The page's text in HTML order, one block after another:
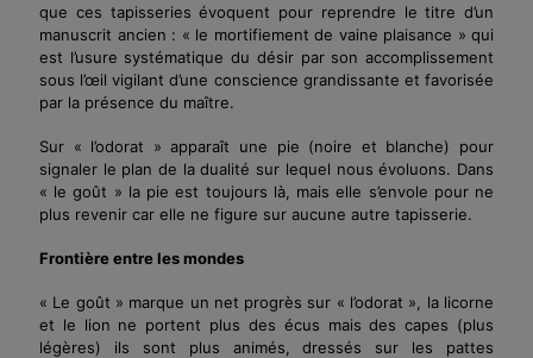
que ces tapisseries évoquent pour reprendre le titre d’un
manuscrit ancien : « le mortifiement de vaine plaisance » qui
est l’usure systématique du désir par son accomplissement
sous l’œil vigilant d’une conscience grandissante et favorisée
par la présence du maître.
Sur « l’odorat » apparaît une pie (noire et blanche) pour
signaler le plan de la dualité sur lequel nous évoluons. Dans
« le goût » la pie est toujours là, mais elle s’envole pour ne
plus revenir car elle ne figure sur aucune autre tapisserie.
Frontière entre les mondes
« Le goût » marque un net progrès sur « l’odorat », la licorne
et le lion ne portent plus des écus mais des capes (plus
légères) ils sont plus animés, dressés sur les pattes